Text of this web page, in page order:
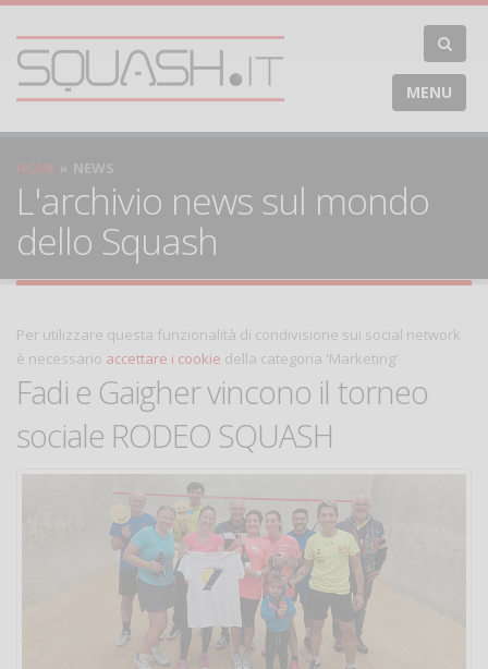
MENU
HOME NEWS
L'archivio news sul mondo
dello Squash
Per utilizzare questa funzionalità di condivisione sui social network
è necessario accettare i cookie della categoria 'Marketing'
Fadi e Gaigher vincono il torneo
sociale RODEO SQUASH